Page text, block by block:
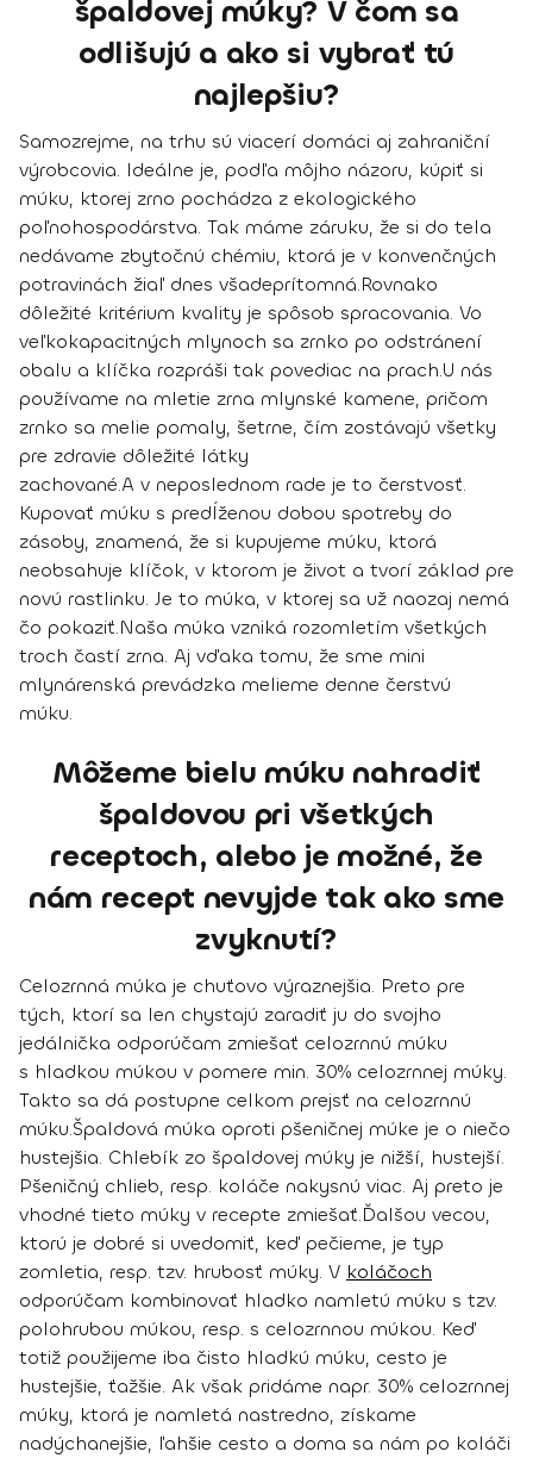
špaldovej múky? V čom sa
odlišujú a ako si vybrať tú
najlepšiu?
Samozrejme, na trhu sú viacerí domáci aj zahraniční
výrobcovia. Ideálne je, podľa môjho názoru, kúpiť si
múku, ktorej zrno pochádza z ekologického
poľnohospodárstva. Tak máme záruku, že si do tela
nedávame zbytočnú chémiu, ktorá je v konvenčných
potravinách žiaľ dnes všadeprítomná.Rovnako
dôležité kritérium kvality je spôsob spracovania. Vo
veľkokapacitných mlynoch sa zrnko po odstránení
obalu a klíčka rozpráši tak povediac na prach.U nás
používame na mletie zrna mlynské kamene, pričom
zrnko sa melie pomaly, šetrne, čím zostávajú všetky
pre zdravie dôležité látky
zachované.A v neposlednom rade je to čerstvosť.
Kupovať múku s predĺženou dobou spotreby do
zásoby, znamená, že si kupujeme múku, ktorá
neobsahuje klíčok, v ktorom je život a tvorí základ pre
novú rastlinku. Je to múka, v ktorej sa už naozaj nemá
čo pokaziť.Naša múka vzniká rozomletím všetkých
troch častí zrna. Aj vďaka tomu, že sme mini
mlynárenská prevádzka melieme denne čerstvú
múku.
Môžeme bielu múku nahradiť
špaldovou pri všetkých
receptoch, alebo je možné, že
nám recept nevyjde tak ako sme
zvyknutí?
Celozrnná múka je chuťovo výraznejšia. Preto pre
tých, ktorí sa len chystajú zaradiť ju do svojho
jedálnička odporúčam zmiešať celozrnnú múku
s hladkou múkou v pomere min. 30% celozrnnej múky.
Takto sa dá postupne celkom prejsť na celozrnnú
múku.Špaldová múka oproti pšeničnej múke je o niečo
hustejšia. Chlebík zo špaldovej múky je nižší, hustejší.
Pšeničný chlieb, resp. koláče nakysnú viac. Aj preto je
vhodné tieto múky v recepte zmiešať.Ďalšou vecou,
ktorú je dobré si uvedomiť, keď pečieme, je typ
zomletia, resp. tzv. hrubosť múky. V koláčoch
odporúčam kombinovať hladko namletú múku s tzv.
polohrubou múkou, resp. s celozrnnou múkou. Keď
totiž použijeme iba čisto hladkú múku, cesto je
hustejšie, ťažšie. Ak však pridáme napr. 30% celozrnnej
múky, ktorá je namletá nastredno, získame
nadýchanejšie, ľahšie cesto a doma sa nám po koláči